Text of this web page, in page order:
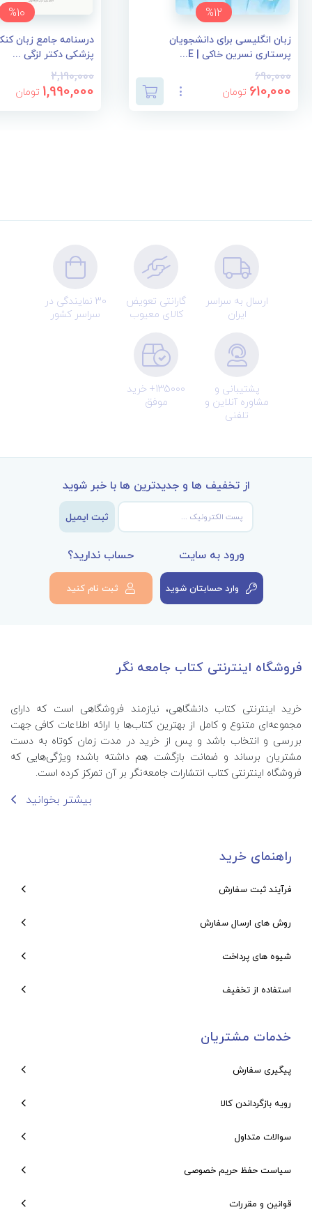
%12
زبان انگلیسی برای دانشجویان
پرستاری نسرین خاکی | E...
690,000
610,000 تومان
%10
درسنامه جامع زبان
پزشکی دکتر لزگی ...
2,190,000
1,990,000 تومان
ارسال به سراسر
ایران
گارانتی تعویض
کالای معیوب
30 نمایندگی در
سراسر کشور
پشتیبانی و
مشاوره آنلاین و
تلفنی
135000+ خرید
موفق
از تخفیف ها و جدیدترین ها با خبر شوید
ثبت ایمیل
ورود به سایت
وارد حسابتان شوید
حساب ندارید؟
ثبت نام کنید
فروشگاه اینترنتی کتاب جامعه نگر
خرید اینترنتی کتاب‌ دانشگاهی، نیازمند فروشگاهی است که دارای
مجموعه‌ای متنوع و کامل از بهترین کتاب‌ها با ارائه اطلاعات کافی جهت
بررسی و انتخاب باشد و پس از خرید در مدت زمان کوتاه به دست
مشتریان برساند و ضمانت بازگشت هم داشته باشد؛ ویژگی‌هایی که
فروشگاه اینترنتی کتاب انتشارات جامعه‌نگر بر آن تمرکز کرده است.
بیشتر بخوانید
راهنمای خرید
فرآیند ثبت سفارش
روش های ارسال سفارش
شیوه های پرداخت
استفاده از تخفیف
خدمات مشتریان
پیگیری سفارش
رویه بازگرداندن کالا
سوالات متداول
سیاست حفظ حریم خصوصی
قوانین و مقررات